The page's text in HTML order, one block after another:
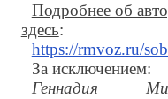
Подробнее об
здесь:
https://rmvoz.ru/
За исключением:
Геннадия